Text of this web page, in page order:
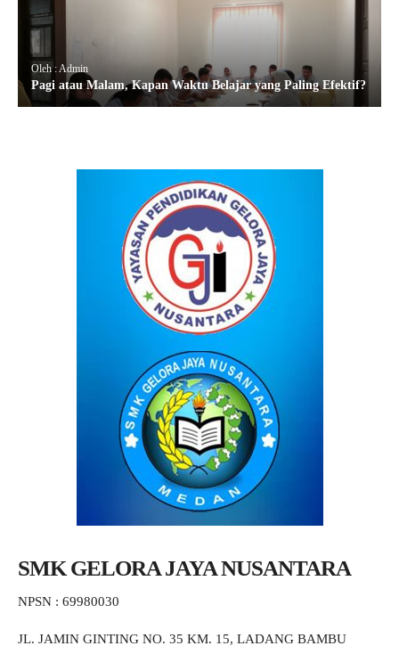
Oleh : Admin
Pagi atau Malam, Kapan Waktu Belajar yang Paling Efektif?
SMK GELORA JAYA NUSANTARA
NPSN : 69980030
JL. JAMIN GINTING NO. 35 KM. 15, LADANG BAMBU